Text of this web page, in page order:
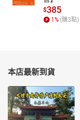
$385
1 % (賺3點)
本店最新到貨